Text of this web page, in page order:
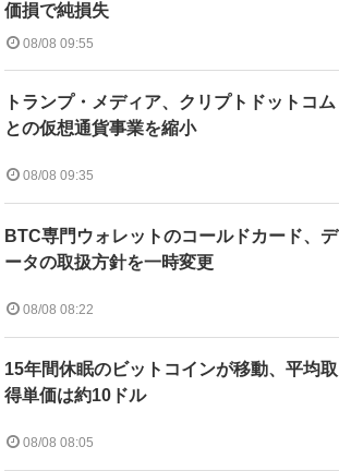
価損で純損失
08/08 09:55
トランプ・メディア、クリプトドットコム
との仮想通貨事業を縮小
08/08 09:35
BTC専門ウォレットのコールドカード、デ
ータの取扱方針を一時変更
08/08 08:22
15年間休眠のビットコインが移動、平均取
得単価は約10ドル
08/08 08:05